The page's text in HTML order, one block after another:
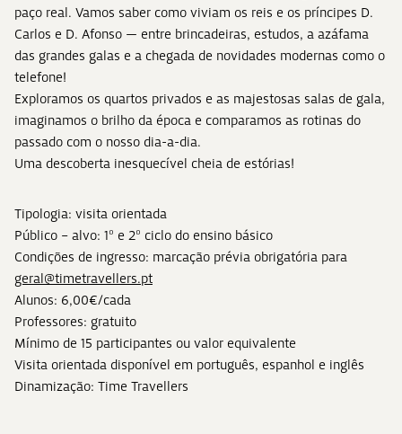
paço real. Vamos saber como viviam os reis e os príncipes D.
Carlos e D. Afonso — entre brincadeiras, estudos, a azáfama
das grandes galas e a chegada de novidades modernas como o
telefone!
Exploramos os quartos privados e as majestosas salas de gala,
imaginamos o brilho da época e comparamos as rotinas do
passado com o nosso dia-a-dia.
Uma descoberta inesquecível cheia de estórias!
Tipologia: visita orientada
Público – alvo: 1º e 2º ciclo do ensino básico
Condições de ingresso: marcação prévia obrigatória para
geral@timetravellers.pt
Alunos: 6,00€/cada
Professores: gratuito
Mínimo de 15 participantes ou valor equivalente
Visita orientada disponível em português, espanhol e inglês
Dinamização: Time Travellers